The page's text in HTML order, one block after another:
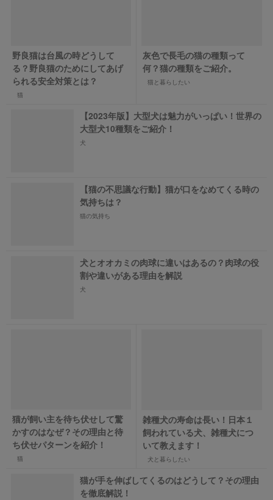
野良猫は台風の時どうして
る？野良猫のためにしてあげ
られる安全対策とは？
猫
灰色で長毛の猫の種類って
何？猫の種類をご紹介。
猫と暮らしたい
【2023年版】大型犬は魅力がいっぱい！世界の
大型犬10種類をご紹介！
犬
【猫の不思議な行動】猫が口をなめてくる時の
気持ちは？
猫の気持ち
犬とオオカミの肉球に違いはあるの？肉球の役
割や違いがある理由を解説
犬
猫が飼い主を待ち伏せして驚
かすのはなぜ？その理由と待
ち伏せパターンを紹介！
猫
雑種犬の寿命は長い！日本１
飼われている犬、雑種犬につ
いて教えます！
犬と暮らしたい
猫が手を伸ばしてくるのはどうして？その理由
を徹底解説！